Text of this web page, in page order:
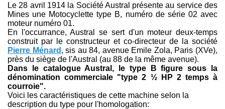
Le 28 avril 1914 la Société Austral présente au service des
Mines une Motocyclette type B, numéro de série 02 avec
moteur numéro 01.
En l'occurrance, Austral se sert d'un moteur deux-temps
construit par le constructeur et co-directeur de la société
Pierre Ménard , sis au 84, avenue Emile Zola, Paris (XVe),
près du siège de l'Austral (au 88 de la même avenue).
Dans le catalogue Austral, le type B figure sous la
dénomination commerciale "type 2 ½ HP 2 temps à
courroie".
Voici les caractéristiques de cette machine selon la
description du type pour l'homologation: